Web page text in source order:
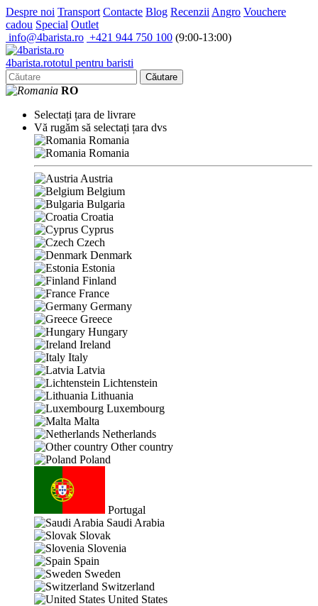
Despre noi Transport Contacte Blog Recenzii Angro Vouchere
cadou Special Outlet
info@4barista.ro +421 944 750 100 (9:00-13:00)
4barista.rototul pentru baristi
Căutare
RO
Selectați țara de livrare
Vă rugăm să selectați țara dvs
Romania
Romania
Austria
Belgium
Bulgaria
Croatia
Cyprus
Czech
Denmark
Estonia
Finland
France
Germany
Greece
Hungary
Ireland
Italy
Latvia
Lichtenstein
Lithuania
Luxembourg
Malta
Netherlands
Other country
Poland
Portugal
Saudi Arabia
Slovak
Slovenia
Spain
Sweden
Switzerland
United States